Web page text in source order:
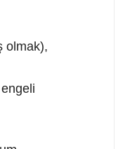
olmak),